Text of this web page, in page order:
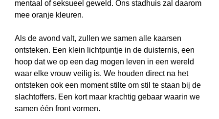
mentaal of seksueel geweld. Ons stadhuis zal daarom
mee oranje kleuren.
Als de avond valt, zullen we samen alle kaarsen
ontsteken. Een klein lichtpuntje in de duisternis, een
hoop dat we op een dag mogen leven in een wereld
waar elke vrouw veilig is. We houden direct na het
ontsteken ook een moment stilte om stil te staan bij de
slachtoffers. Een kort maar krachtig gebaar waarin we
samen één front vormen.